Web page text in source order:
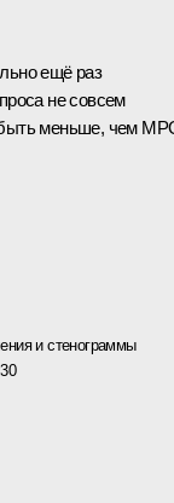
ещё раз
не совсем
быть меньше, чем
и стенограммы